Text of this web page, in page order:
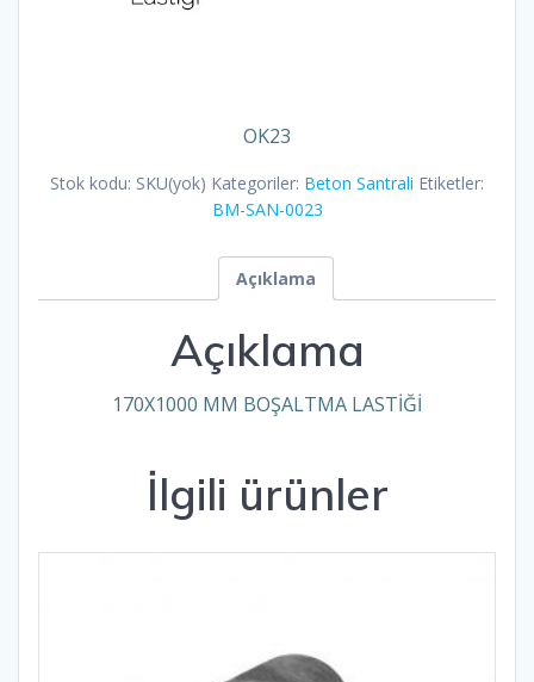
OK23
Stok kodu: SKU(yok) Kategoriler: Beton Santrali Etiketler:
BM-SAN-0023
Açıklama
Açıklama
170X1000 MM BOŞALTMA LASTİĞİ
İlgili ürünler